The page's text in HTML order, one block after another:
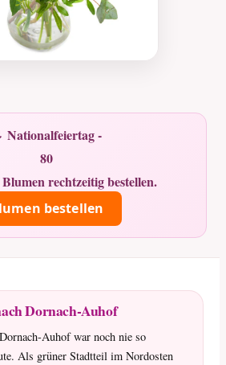
Nationalfeiertag -
80
rechtzeitig bestellen.
bestellen
Dornach-Auhof
Auhof war noch nie so
Als grüner Stadtteil im Nordosten